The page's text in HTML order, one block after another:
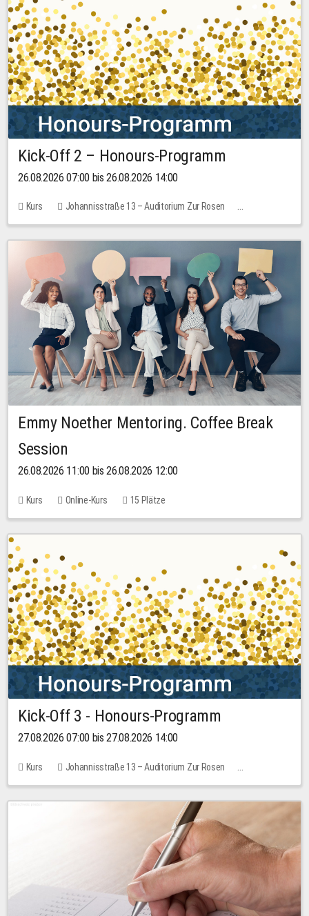
Kick-Off 2 – Honours-Programm
26.08.2026 07:00 bis 26.08.2026 14:00
Kurs
Johannisstraße 13 – Auditorium Zur Rosen
Keine freien Plätze
Emmy Noether Mentoring. Coffee Break
Session
26.08.2026 11:00 bis 26.08.2026 12:00
Kurs Online-Kurs 15 Plätze
Kick-Off 3 - Honours-Programm
27.08.2026 07:00 bis 27.08.2026 14:00
Kurs
Johannisstraße 13 – Auditorium Zur Rosen
11 Plätze